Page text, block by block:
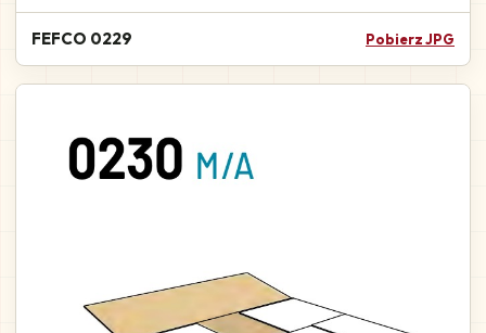
FEFCO 0229 Pobierz JPG